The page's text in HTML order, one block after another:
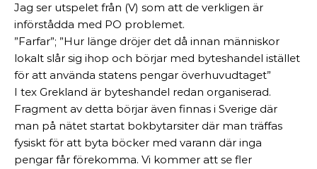
Jag ser utspelet från (V) som att de verkligen är
införstådda med PO problemet.
”Farfar”; ”Hur länge dröjer det då innan människor
lokalt slår sig ihop och börjar med byteshandel istället
för att använda statens pengar överhuvudtaget”
I tex Grekland är byteshandel redan organiserad.
Fragment av detta börjar även finnas i Sverige där
man på nätet startat bokbytarsiter där man träffas
fysiskt för att byta böcker med varann där inga
pengar får förekomma. Vi kommer att se fler